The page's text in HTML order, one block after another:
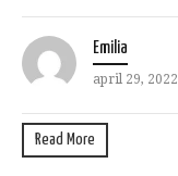
Emilia
april 29, 2022
Read More